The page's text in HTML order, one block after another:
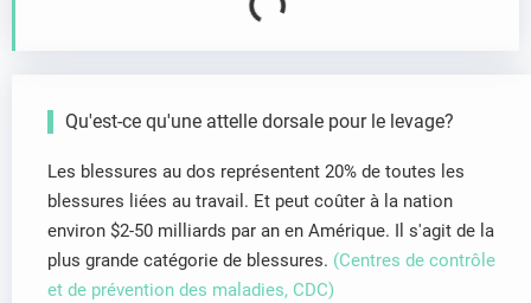
Qu'est-ce qu'une attelle dorsale pour le levage?
Les blessures au dos représentent 20% de toutes les
blessures liées au travail. Et peut coûter à la nation
environ $2-50 milliards par an en Amérique. Il s'agit de la
plus grande catégorie de blessures. (Centres de contrôle
et de prévention des maladies, CDC)